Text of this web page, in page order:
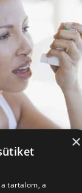
×
tartalom, a